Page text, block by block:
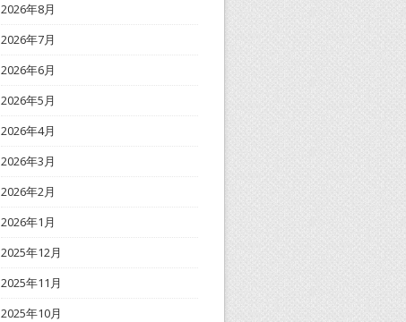
2026年8月
2026年7月
2026年6月
2026年5月
2026年4月
2026年3月
2026年2月
2026年1月
2025年12月
2025年11月
2025年10月